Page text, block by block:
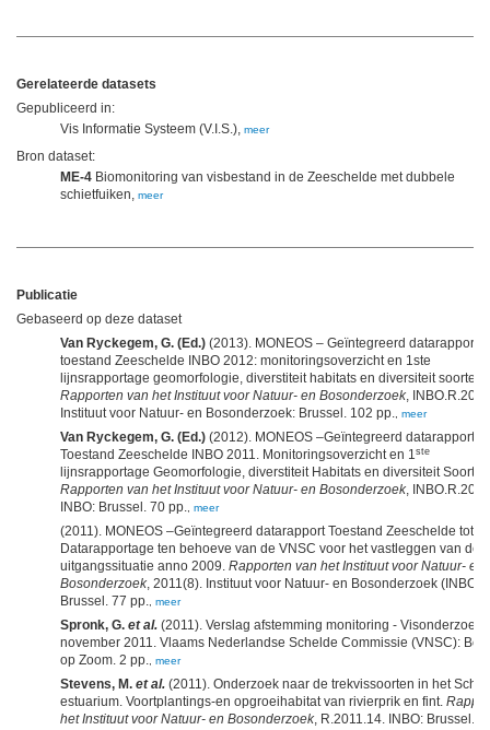
Gerelateerde datasets
Gepubliceerd in:
Vis Informatie Systeem (V.I.S.), meer
Bron dataset:
ME-4 Biomonitoring van visbestand in de Zeeschelde met dubbele
schietfuiken, meer
Publicatie
Gebaseerd op deze dataset
Van Ryckegem, G. (Ed.) (2013). MONEOS – Geïntegreerd datarapport
toestand Zeeschelde INBO 2012: monitoringsoverzicht en 1ste
lijnsrapportage geomorfologie, diverstiteit habitats en diversiteit soorten.
Rapporten van het Instituut voor Natuur- en Bosonderzoek,
Instituut voor Natuur- en Bosonderzoek: Brussel. 102 pp., meer
Van Ryckegem, G. (Ed.) (2012). MONEOS –Geïntegreerd datarapport
Toestand Zeeschelde INBO 2011. Monitoringsoverzicht en 1ste
lijnsrapportage Geomorfologie, diverstiteit Habitats en diversiteit
Rapporten van het Instituut voor Natuur- en Bosonderzoek,
INBO: Brussel. 70 pp., meer
(2011). MONEOS –Geïntegreerd datarapport Toestand Zeeschelde tot
Datarapportage ten behoeve van de VNSC voor het vastleggen van de
uitgangssituatie anno 2009. Rapporten van het Instituut voor Natuur- en
Bosonderzoek, 2011(8). Instituut voor Natuur- en Bosonderzoek (INBO):
Brussel. 77 pp., meer
Spronk, G. et al. (2011). Verslag afstemming monitoring - Visonderzoek,
november 2011. Vlaams Nederlandse Schelde Commissie (VNSC):
op Zoom. 2 pp., meer
Stevens, M. et al. (2011). Onderzoek naar de trekvissoorten in het
estuarium. Voortplantings-en opgroeihabitat van rivierprik en fint.
het Instituut voor Natuur- en Bosonderzoek, R.2011.14. INBO: Brussel.